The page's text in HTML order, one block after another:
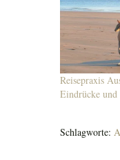
Reisepraxis
Eindrücke
Schlagworte: